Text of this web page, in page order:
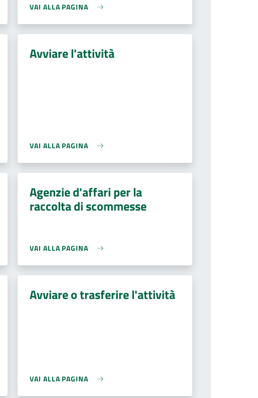
VAI ALLA PAGINA
Avviare l'attività
VAI ALLA PAGINA
Agenzie d'affari per la
raccolta di scommesse
VAI ALLA PAGINA
Avviare o trasferire l'attività
VAI ALLA PAGINA